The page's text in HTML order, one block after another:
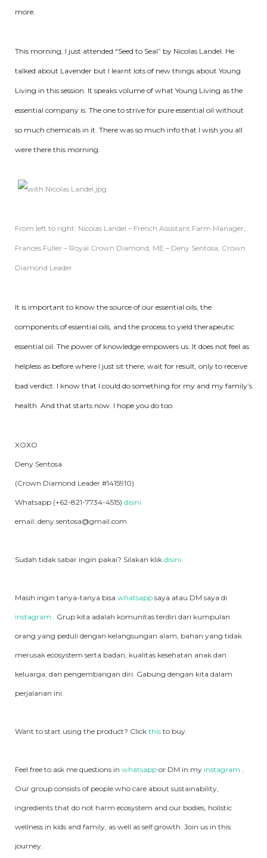
more.
This morning, I just attended “Seed to Seal” by Nicolas Landel. He
talked about Lavender but I learnt lots of new things about Young
Living in this session. It speaks volume of what Young Living as the
essential company is. The one to strive for pure essential oil without
so much chemicals in it. There was so much info that I wish you all
were there this morning.
From left to right: Nicolas Landel – French Assistant Farm Manager;
Frances Fuller – Royal Crown Diamond; ME – Deny Sentosa, Crown
Diamond Leader
It is important to know the source of our essential oils, the
components of essential oils, and the process to yield therapeutic
essential oil. The power of knowledge empowers us. It does not feel as
helpless as before where I just sit there, wait for result, only to receive
bad verdict. I know that I could do something for my and my family’s
health. And that starts now. I hope you do too.
XOXO
Deny Sentosa
(Crown Diamond Leader #1415910)
Whatsapp (+62-821-7734-4515) disini
email: deny.sentosa@gmail.com
Sudah tidak sabar ingin pakai? Silakan klik disini
Masih ingin tanya-tanya bisa whatsapp saya atau DM saya di
instagram . Grup kita adalah komunitas terdiri dari kumpulan
orang yang peduli dengan kelangsungan alam, bahan yang tidak
merusak ecosystem serta badan, kualitas kesehatan anak dan
keluarga, dan pengembangan diri. Gabung dengan kita dalam
perjalanan ini.
Want to start using the product? Click this to buy.
Feel free to ask me questions in whatsapp or DM in my instagram
Our group consists of people who care about sustainability,
ingredients that do not harm ecosystem and our bodies, holistic
wellness in kids and family, as well as self growth. Join us in this
journey.